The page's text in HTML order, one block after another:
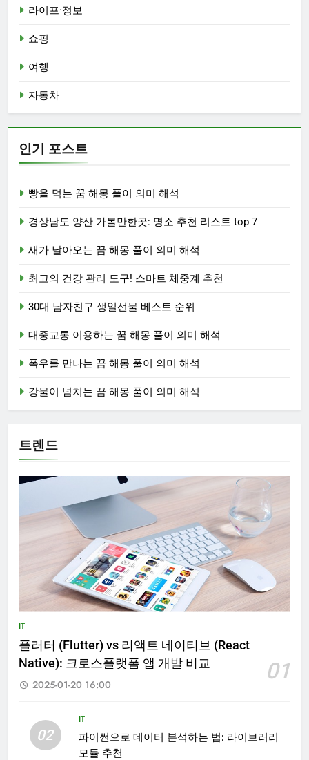
라이프·정보
쇼핑
여행
자동차
인기 포스트
빵을 먹는 꿈 해몽 풀이 의미 해석
경상남도 양산 가볼만한곳: 명소 추천 리스트 top 7
새가 날아오는 꿈 해몽 풀이 의미 해석
최고의 건강 관리 도구! 스마트 체중계 추천
30대 남자친구 생일선물 베스트 순위
대중교통 이용하는 꿈 해몽 풀이 의미 해석
폭우를 만나는 꿈 해몽 풀이 의미 해석
강물이 넘치는 꿈 해몽 풀이 의미 해석
트렌드
IT
플러터 (Flutter) vs 리액트 네이티브 (React
Native): 크로스플랫폼 앱 개발 비교
01
2025-01-20 16:00
02
IT
파이썬으로 데이터 분석하는 법: 라이브러리
모듈 추천